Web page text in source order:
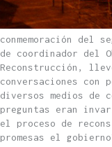
conmemoración del
de coordinador del
Reconstrucción,
conversaciones con
diversos medios de
preguntas eran
el proceso de
promesas el